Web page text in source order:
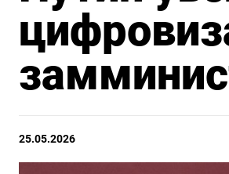
25.05.2026